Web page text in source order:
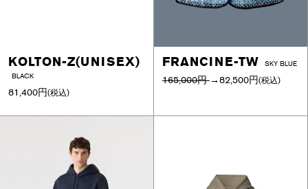
KOLTON-Z(UNISEX)
BLACK
81,400円(税込)
FRANCINE-TW SKY BLUE
165,000円→82,500円(税込)